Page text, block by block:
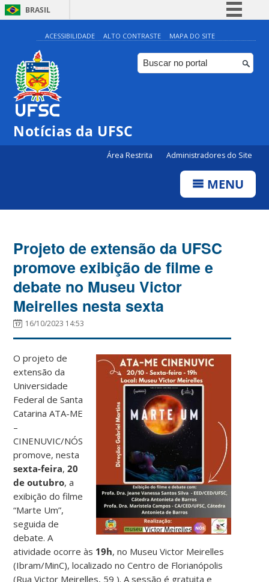
BRASIL
Simplifique!
Comunica BR
Participe
ACESSIBILIDADE ALTO CONTRASTE MAPA DO SITE
Notícias da UFSC
Área Restrita Administradores do Site
MENU
Projeto de extensão da UFSC
promove exibição de filme e
debate no Museu Victor
Meirelles nesta sexta
16/10/2023 14:53
O projeto de
extensão da
Universidade
Federal de Santa
Catarina ATA-ME
–
CINENUVIC/NÓS
promove, nesta
sexta-feira,20
de outubro, a
exibição do filme
“Marte Um”,
seguida de
debate. A
atividade ocorre às 19h, no Museu Victor Meirelles
(Ibram/MinC), localizado no Centro de Florianópolis
(Rua Victor Meirelles, 59 ). A sessão é gratuita e